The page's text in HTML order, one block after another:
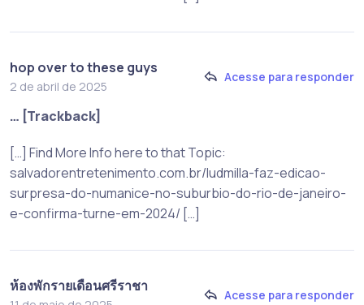
hop over to these guys
2 de abril de 2025
Acesse para responder
… [Trackback]
[…] Find More Info here to that Topic:
salvadorentretenimento.com.br/ludmilla-faz-edicao-
surpresa-do-numanice-no-suburbio-do-rio-de-janeiro-
e-confirma-turne-em-2024/ […]
ห้องพักรายเดือนศรีราชา
Acesse para responder